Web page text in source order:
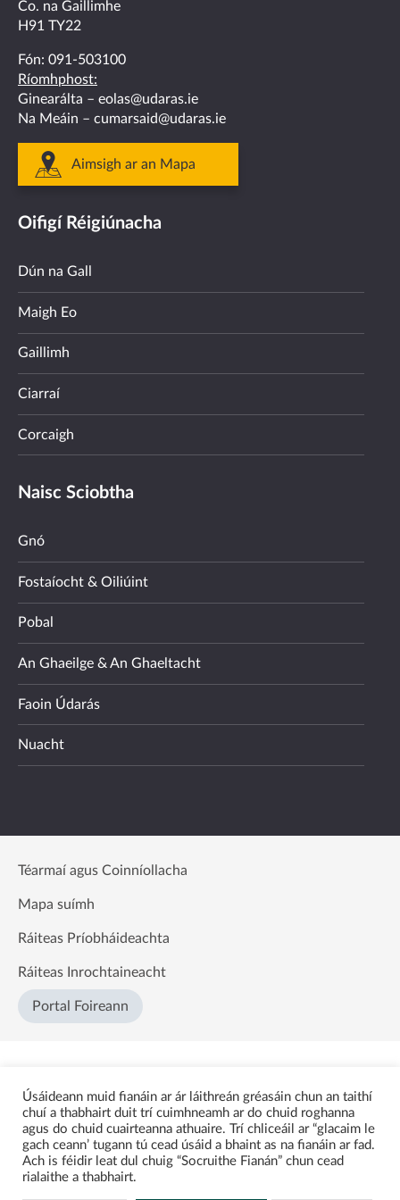
Co. na Gaillimhe
H91 TY22
Fón: 091-503100
Ríomhphost:
Ginearálta – eolas@udaras.ie
Na Meáin – cumarsaid@udaras.ie
Aimsigh ar an Mapa
Oifigí Réigiúnacha
Dún na Gall
Maigh Eo
Gaillimh
Ciarraí
Corcaigh
Naisc Sciobtha
Gnó
Fostaíocht & Oiliúint
Pobal
An Ghaeilge & An Ghaeltacht
Faoin Údarás
Nuacht
Téarmaí agus Coinníollacha
Mapa suímh
Ráiteas Príobháideachta
Ráiteas Inrochtaineacht
Portal Foireann
Úsáideann muid fianáin ar ár láithreán gréasáin chun an taithí
chuí a thabhairt duit trí cuimhneamh ar do chuid roghanna
agus do chuid cuairteanna athuaire. Trí chliceáil ar “glacaim le
gach ceann’ tugann tú cead úsáid a bhaint as na fianáin ar fad.
Ach is féidir leat dul chuig “Socruithe Fianán” chun cead
rialaithe a thabhairt.